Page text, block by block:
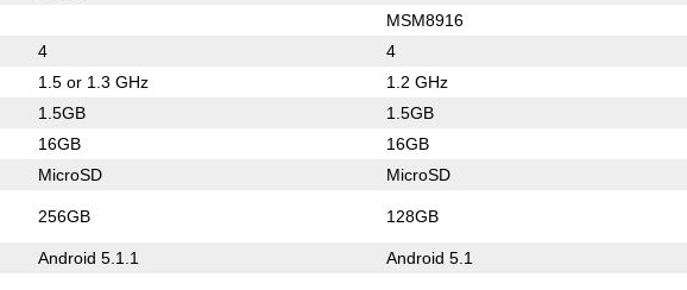
MSM8916
4 4
1.5 or 1.3 GHz 1.2 GHz
1.5GB 1.5GB
16GB 16GB
MicroSD MicroSD
256GB 128GB
Android 5.1.1 Android 5.1